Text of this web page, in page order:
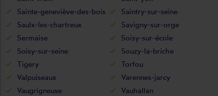
Sainte-geneviève-des-bois
Saintry-sur-seine
Saulx-les-chartreux
Savigny-sur-orge
Sermaise
Soisy-sur-école
Soisy-sur-seine
Souzy-la-briche
Tigery
Torfou
Valpuiseaux
Varennes-jarcy
Vaugrigneuse
Vauhallan